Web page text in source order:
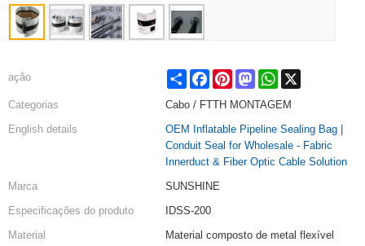
ação Share FacebookPinterestMastodonWhatsApp
Categorias
Cabo / FTTH MONTAGEM
English details
OEM Inflatable Pipeline Sealing Bag |
Conduit Seal for Wholesale - Fabric
Innerduct & Fiber Optic Cable Solution
Marca
SUNSHINE
Especificações do produto
IDSS-200
Material
Material composto de metal flexível